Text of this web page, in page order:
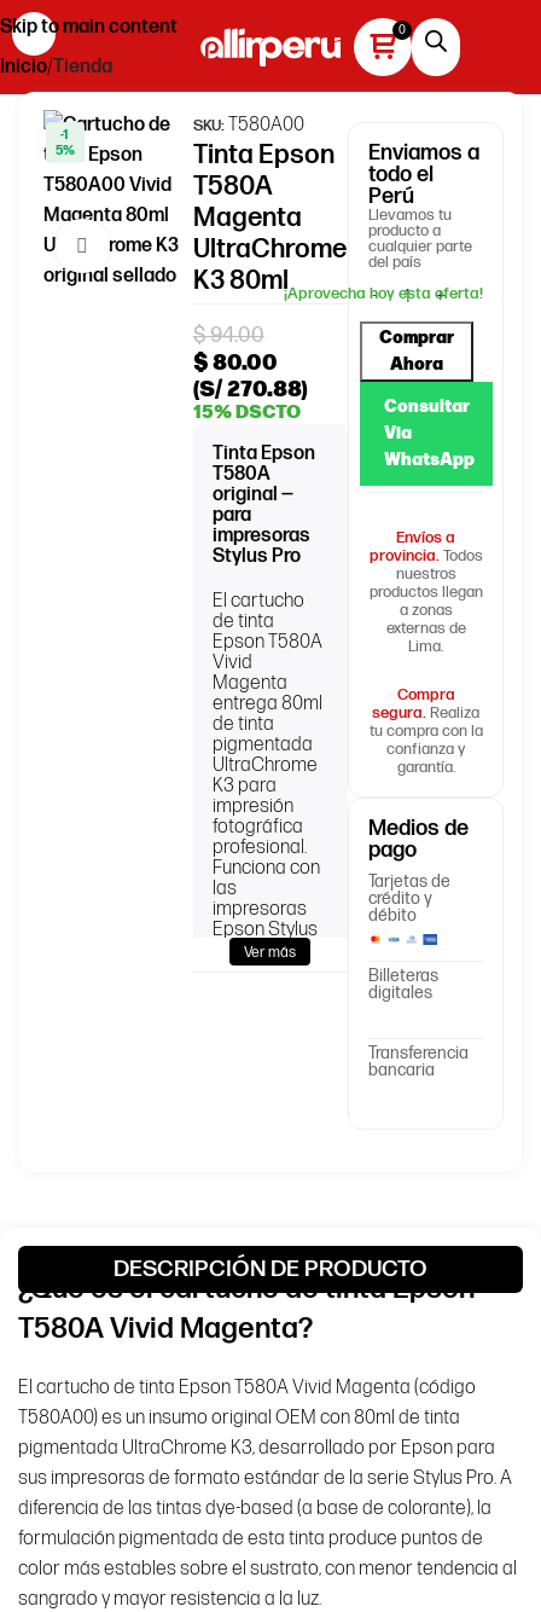
Skip to main content
Inicio Tienda
-1
5%
Haga clic para ampliar
SKU:T580A00
Tinta Epson
T580A
Magenta
UltraChrome
K3 80ml
$94.00
$80.00
(S/ 270.88)
15% DSCTO
Tinta Epson
T580A
original —
para
impresoras
Stylus Pro
El cartucho
de tinta
Epson T580A
Vivid
Magenta
entrega 80ml
de tinta
pigmentada
UltraChrome
K3 para
impresión
fotográfica
profesional.
Funciona con
las
impresoras
Epson Stylus
Pro 3800 y
3880, equipos
desde
AllinPerú.
CARACTERÍSTICA
Marca Epson
Modelo T580A
Color
Vivid
Magenta
Ver más
Enviamosa
todo el
Perú
Llevamos tu
producto a
cualquier parte
del país
Comprar
Ahora
Consultar
Via
WhatsApp
Envíos a
provincia.Todos
nuestros
productos llegan
a zonas
externas de
Lima.
Compra
segura.Realiza
tu compra con la
confianza y
garantía.
Medios de
pago
Tarjetas de
crédito y
débito
Billeteras
digitales
Transferencia
bancaria
DESCRIPCIÓN DE PRODUCTO
¿Qué es el cartucho de tinta Epson
T580A Vivid Magenta?
El cartucho de tinta Epson T580A Vivid Magenta (código
T580A00) es un insumo original OEM con 80ml de tinta
pigmentada UltraChrome K3, desarrollado por Epson para
sus impresoras de formato estándar de la serie Stylus Pro. A
diferencia de las tintas dye-based (a base de colorante), la
formulación pigmentada de esta tinta produce puntos de
color más estables sobre el sustrato, con menor tendencia al
sangrado y mayor resistencia a la luz.